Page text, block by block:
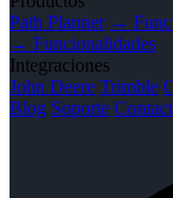
Path Planner →
→ Funcionalidades
Integraciones
John Deere Trimble
Blog Soporte